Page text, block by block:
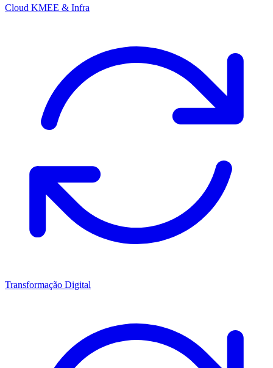
Cloud KMEE & Infra
Transformação Digital